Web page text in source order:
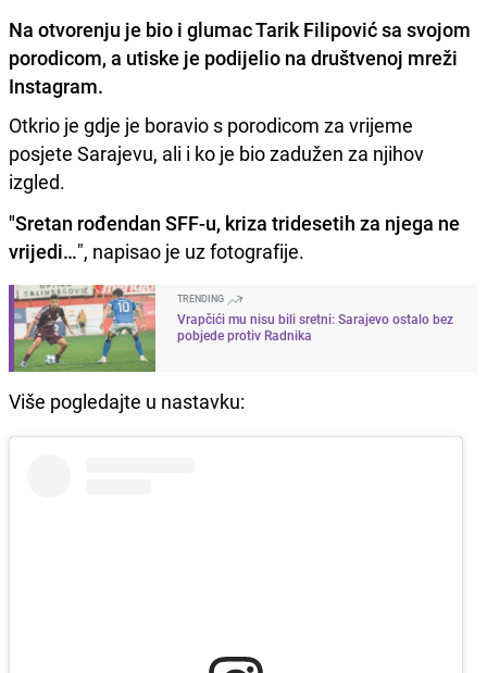
Na otvorenju je bio i glumacTarik Filipovićsa svojom
porodicom, a utiske je podijelio na društvenoj mreži
Instagram.
Otkrio je gdje je boravio s porodicom za vrijeme
posjete Sarajevu, ali i ko je bio zadužen za njihov
izgled.
"Sretan rođendan SFF-u, kriza tridesetih za njega ne
vrijedi…", napisao je uz fotografije.
TRENDING
Vrapčići mu nisu bili sretni: Sarajevo ostalo bez
pobjede protiv Radnika
Više pogledajte u nastavku: